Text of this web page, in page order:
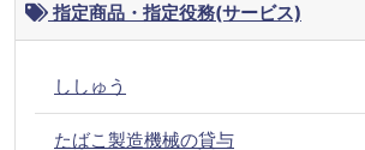
指定商品・指定役務(サービス)
ししゅう
たばこ製造機械の貸与